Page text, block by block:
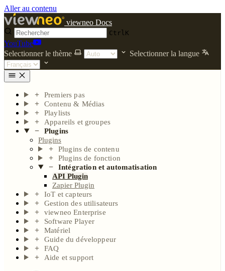
Aller au contenu
viewneo Docs
CtrlK
YouTube
Selectionner le thème
Selectionner la langue
Premiers pas
Contenu & Médias
Playlists
Appareils et groupes
Plugins
Plugins
Plugins de contenu
Plugins de fonction
Intégration et automatisation
API Plugin
Zapier Plugin
IoT et capteurs
Gestion des utilisateurs
viewneo Enterprise
Software Player
Matériel
Guide du développeur
FAQ
Aide et support